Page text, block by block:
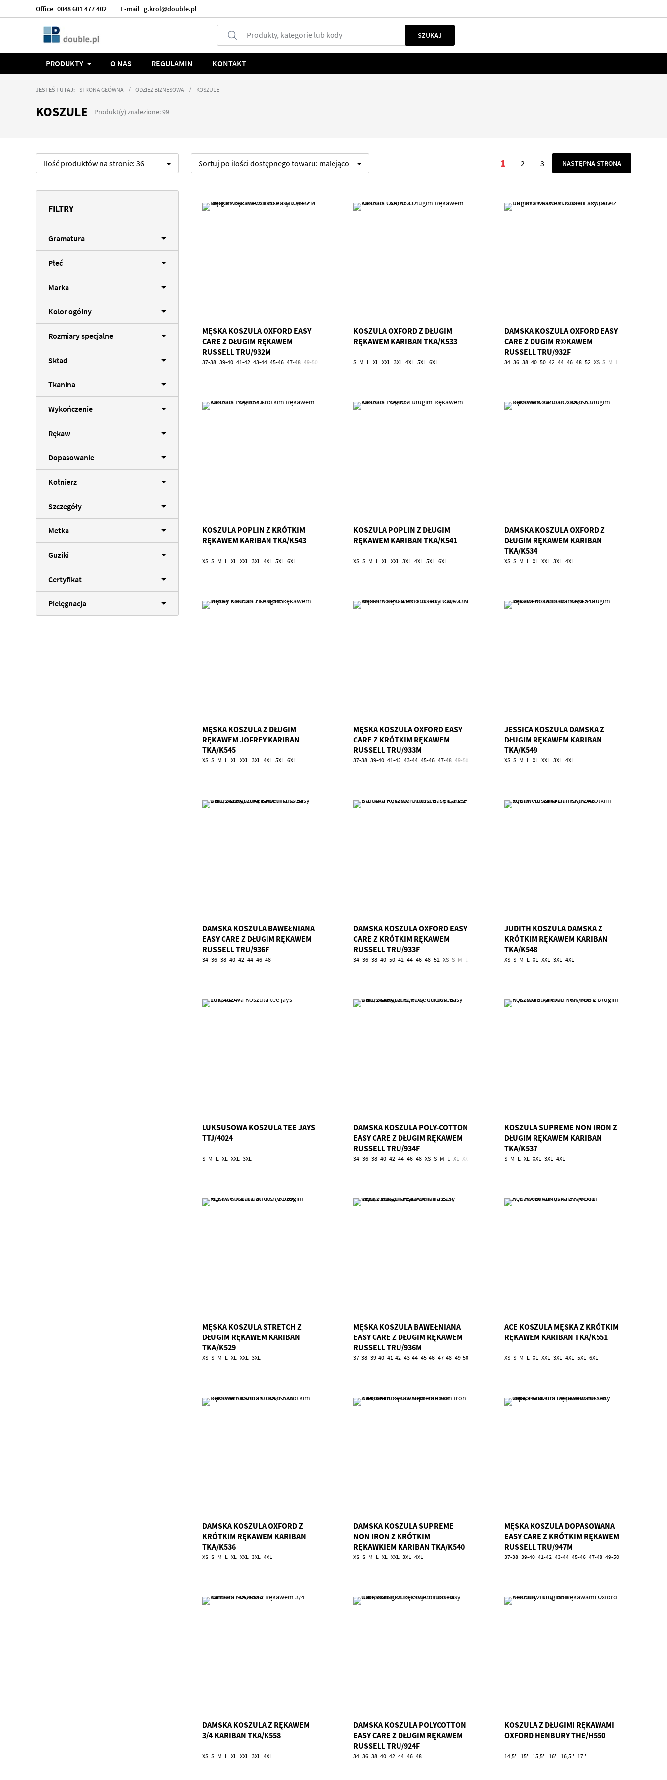
Office 0048 601 477 402 E-mail g.krol@double.pl
Język
Produkty, kategorie lub kody SZUKAJ
PRODUKTY O NAS REGULAMIN KONTAKT
JESTEŚ TUTAJ: STRONA GŁÓWNA ODZIEŻ BIZNESOWA KOSZULE
KOSZULE Produkt(y) znalezione: 99
Aktualnie czytasz stronę
1 Strona
2 Strona
3 STRONA
NASTĘPNA STRONA
Ilość produktów na stronie: 36 Sortuj po ilości dostępnego towaru: malejąco
MĘSKA KOSZULA OXFORD EASY
CARE Z DŁUGIM RĘKAWEM
RUSSELL TRU/932M
37-38 39-40 41-42 43-44 45-46 47-48 49-50 5XL 6XL
KOSZULA OXFORD Z DŁUGIM
RĘKAWEM KARIBAN TKA/K533
S M L XL XXL 3XL 4XL 5XL 6XL
DAMSKA KOSZULA OXFORD EASY
CARE Z DUGIM R©KAWEM
RUSSELL TRU/932F
34 36 38 40 50 42 44 46 48 52 XS S M L
KOSZULA POPLIN Z KRÓTKIM
RĘKAWEM KARIBAN TKA/K543
XS S M L XL XXL 3XL 4XL 5XL 6XL
KOSZULA POPLIN Z DŁUGIM
RĘKAWEM KARIBAN TKA/K541
XS S M L XL XXL 3XL 4XL 5XL 6XL
DAMSKA KOSZULA OXFORD Z
DŁUGIM RĘKAWEM KARIBAN
TKA/K534
XS S M L XL XXL 3XL 4XL
MĘSKA KOSZULA Z DŁUGIM
RĘKAWEM JOFREY KARIBAN
TKA/K545
XS S M L XL XXL 3XL 4XL 5XL 6XL
MĘSKA KOSZULA OXFORD EASY
CARE Z KRÓTKIM RĘKAWEM
RUSSELL TRU/933M
37-38 39-40 41-42 43-44 45-46 47-48 49-50 5XL 6XL
JESSICA KOSZULA DAMSKA Z
DŁUGIM RĘKAWEM KARIBAN
TKA/K549
XS S M L XL XXL 3XL 4XL
DAMSKA KOSZULA BAWEŁNIANA
EASY CARE Z DŁUGIM RĘKAWEM
RUSSELL TRU/936F
34 36 38 40 42 44 46 48
DAMSKA KOSZULA OXFORD EASY
CARE Z KRÓTKIM RĘKAWEM
RUSSELL TRU/933F
34 36 38 40 50 42 44 46 48 52 XS S M L 4XL 5XL 6XL
JUDITH KOSZULA DAMSKA Z
KRÓTKIM RĘKAWEM KARIBAN
TKA/K548
XS S M L XL XXL 3XL 4XL
LUKSUSOWA KOSZULA TEE JAYS
TTJ/4024
S M L XL XXL 3XL
DAMSKA KOSZULA POLY-COTTON
EASY CARE Z DŁUGIM RĘKAWEM
RUSSELL TRU/934F
34 36 38 40 42 44 46 48 XS S M L XL XXL
KOSZULA SUPREME NON IRON Z
DŁUGIM RĘKAWEM KARIBAN
TKA/K537
S M L XL XXL 3XL 4XL
MĘSKA KOSZULA STRETCH Z
DŁUGIM RĘKAWEM KARIBAN
TKA/K529
XS S M L XL XXL 3XL
MĘSKA KOSZULA BAWEŁNIANA
EASY CARE Z DŁUGIM RĘKAWEM
RUSSELL TRU/936M
37-38 39-40 41-42 43-44 45-46 47-48 49-50
ACE KOSZULA MĘSKA Z KRÓTKIM
RĘKAWEM KARIBAN TKA/K551
XS S M L XL XXL 3XL 4XL 5XL 6XL
DAMSKA KOSZULA OXFORD Z
KRÓTKIM RĘKAWEM KARIBAN
TKA/K536
XS S M L XL XXL 3XL 4XL
DAMSKA KOSZULA SUPREME
NON IRON Z KRÓTKIM
RĘKAWKIEM KARIBAN TKA/K540
XS S M L XL XXL 3XL 4XL
MĘSKA KOSZULA DOPASOWANA
EASY CARE Z KRÓTKIM RĘKAWEM
RUSSELL TRU/947M
37-38 39-40 41-42 43-44 45-46 47-48 49-50
DAMSKA KOSZULA Z RĘKAWEM
3/4 KARIBAN TKA/K558
XS S M L XL XXL 3XL 4XL
DAMSKA KOSZULA POLYCOTTON
EASY CARE Z DŁUGIM RĘKAWEM
RUSSELL TRU/924F
34 36 38 40 42 44 46 48
KOSZULA Z DŁUGIMI RĘKAWAMI
OXFORD HENBURY THE/H550
14,5'' 15'' 15,5'' 16'' 16,5'' 17''
FILTRY
Gramatura
Płeć
Marka
Kolor ogólny
Rozmiary specjalne
Skład
Tkanina
Wykończenie
Rękaw
Dopasowanie
Kołnierz
Szczegóły
Metka
Guziki
Certyfikat
Pielęgnacja